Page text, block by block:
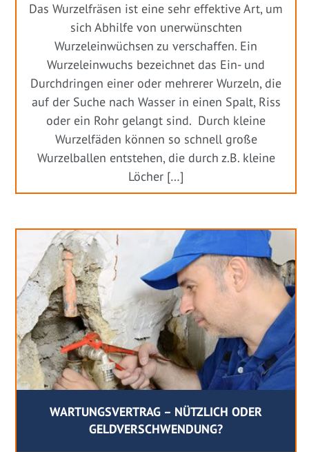
Das Wurzelfräsen ist eine sehr effektive Art, um
sich Abhilfe von unerwünschten
Wurzeleinwüchsen zu verschaffen. Ein
Wurzeleinwuchs bezeichnet das Ein- und
Durchdringen einer oder mehrerer Wurzeln, die
auf der Suche nach Wasser in einen Spalt, Riss
oder ein Rohr gelangt sind. Durch kleine
Wurzelfäden können so schnell große
Wurzelballen entstehen, die durch z.B. kleine
Löcher […]
WARTUNGSVERTRAG – NÜTZLICH ODER
GELDVERSCHWENDUNG?